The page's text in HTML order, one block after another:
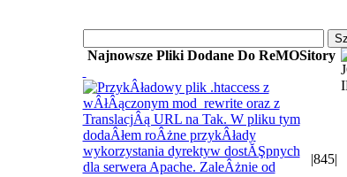
Najnowsze Pliki Dodane Do ReMOSitory
|845|